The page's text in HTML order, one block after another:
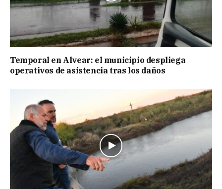
Temporal en Alvear: el municipio despliega
operativos de asistencia tras los daños